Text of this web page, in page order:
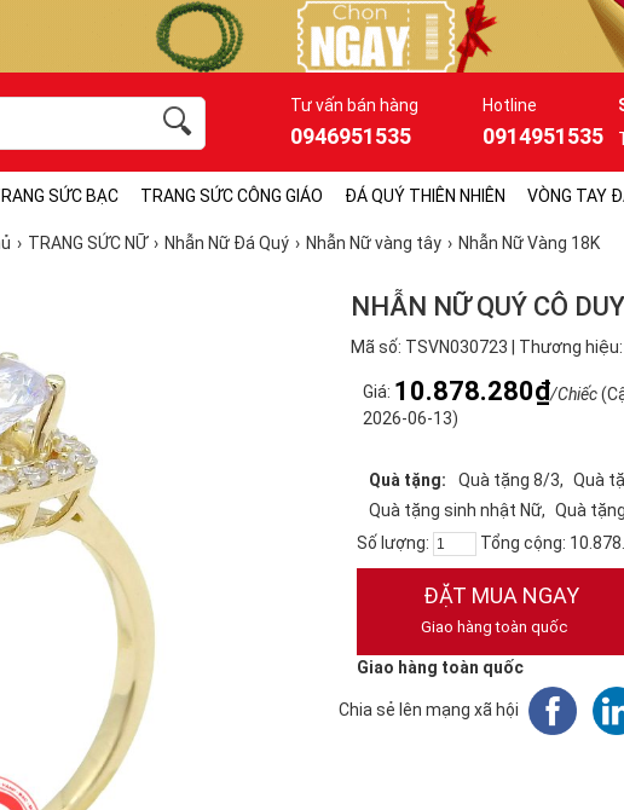
Tư vấn bán hàng
0946951535
Hotline
0914951535
SỨC BẠC TRANG SỨC CÔNG GIÁO ĐÁ QUÝ THIÊN NHIÊN VÒNG TAY
TRANG SỨC NỮ Nhẫn Nữ Đá Quý Nhẫn Nữ vàng tây Nhẫn Nữ Vàng 18K
NHẪN NỮ QUÝ CÔ
Mã số: TSVN030723 | Thương hiệu:
Giá: 10.878.280₫/Chiếc
2026-06-13)
Quà tặng: Quà tặng 8/3
Quà
Quà tặng sinh nhật Nữ
Quà
Số lượng:
Tổng cộng:
ĐẶT MUA NGAY
Giao hàng toàn quốc
Giao hàng toàn quốc
Chia sẻ lên mạng xã hội